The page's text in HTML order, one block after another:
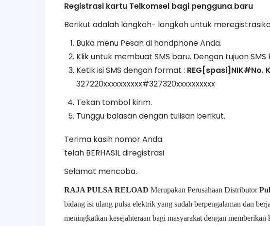
Registrasi kartu Telkomsel bagi pengguna baru
Berikut adalah langkah- langkah untuk
Buka menu Pesan di handphone Anda.
Klik untuk membuat SMS baru. Dengan tujuan
Ketik isi SMS dengan format : REG[spasi]NIK#No.
327220xxxxxxxxxx#327320xxxxxxxxxx
Tekan tombol kirim.
Tunggu balasan dengan tulisan berikut.
Terima kasih nomor Anda
telah BERHASIL diregistrasi
Selamat mencoba.
RAJA PULSA RELOAD Merupakan Perusahaan Distributor
bidang isi ulang pulsa elektrik yang sudah berpengalaman dan
meningkatkan kesejahteraan bagi masyarakat dengan